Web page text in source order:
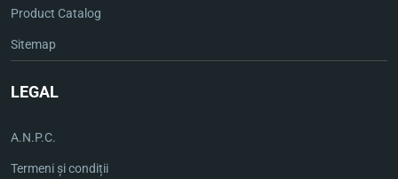
Product Catalog
Sitemap
LEGAL
A.N.P.C.
Termeni și condiții